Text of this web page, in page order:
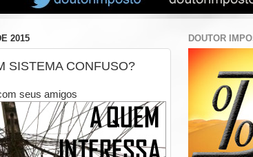
2015
SISTEMA CONFUSO?
seus amigos
DOUTOR